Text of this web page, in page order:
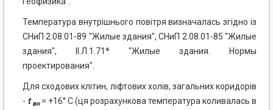
Температура внутрішнього повітря визначалась згідно із
СНиП 2.08.01-89 "Жилые здания", СНиП 2.08.01-85 "Жилые
здания", II.Л.1.71* "Жилые здания. Нормы
проектирования".
Для сходових клітин, ліфтових холів, загальних коридорів
- t вн = +16° C (ця розрахункова температура коливалась в